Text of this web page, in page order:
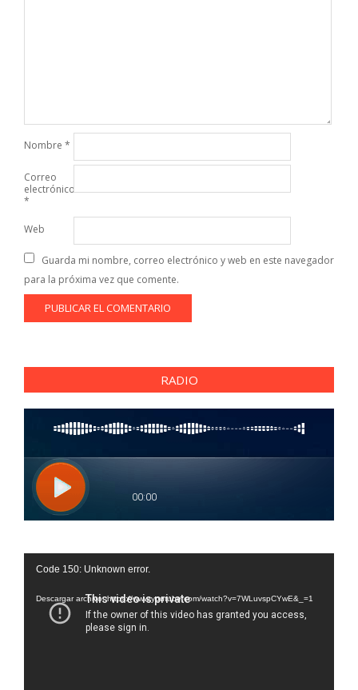
Nombre *
Correo
electrónico
*
Web
Guarda mi nombre, correo electrónico y web en este navegador
para la próxima vez que comente.
RADIO
Reproductor
vídeo
Code 150: Unknown error.
Descargar archivo: https://www.youtube.com/watch?v=7WLuvspCYwE&_=1